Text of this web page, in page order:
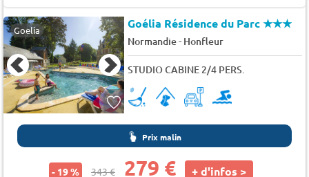
Goelia Goélia Résidence du Parc★★★
Normandie- Honfleur
STUDIO CABINE 2/4 PERS.
Prix malin
- 19 % 343 € 279 € + d'infos >